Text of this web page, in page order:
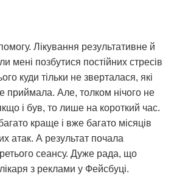
Лікування результативне й
мені позбутися постійних стресів
куди тільки не зверталася, які
приймала. Але, толком нічого не
і був, то лише на короткий час.
краще і вже багато місяців
атак. А результат почала
сеансу. Дуже рада, що
з реклами у Фейсбуці.